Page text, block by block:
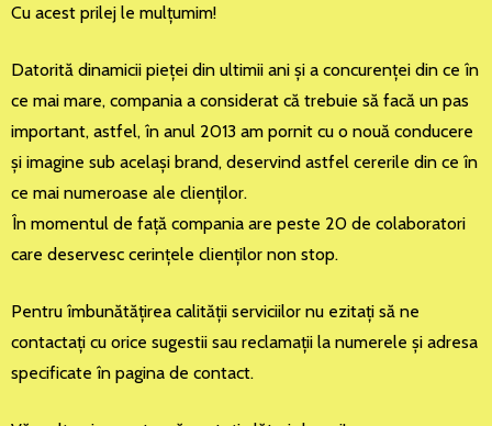
Cu acest prilej le mulţumim!
Datorită dinamicii pieţei din ultimii ani şi a concurenţei din ce în
ce mai mare, compania a considerat că trebuie să facă un pas
important, astfel, în anul 2013 am pornit cu o nouă conducere
şi imagine sub acelaşi brand, deservind astfel cererile din ce în
ce mai numeroase ale clienţilor.
În momentul de faţă compania are peste 20 de colaboratori
care deservesc cerinţele clienţilor non stop.
Pentru îmbunătăţirea calităţii serviciilor nu ezitaţi să ne
contactaţi cu orice sugestii sau reclamaţii la numerele şi adresa
specificate în pagina de contact.